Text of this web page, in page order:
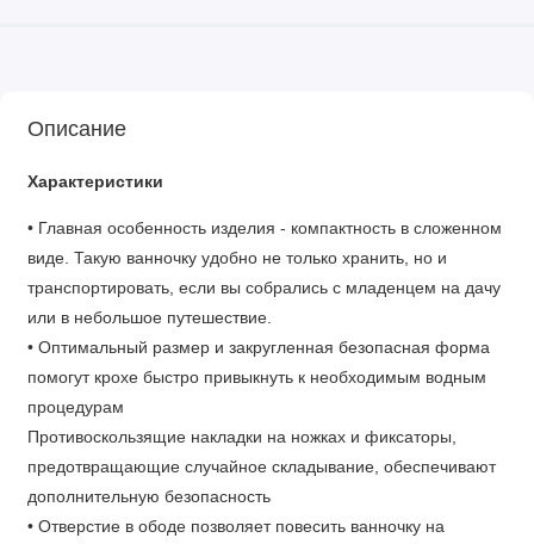
Описание
Характеристики
• Главная особенность изделия - компактность в сложенном
виде. Такую ванночку удобно не только хранить, но и
транспортировать, если вы собрались с младенцем на дачу
или в небольшое путешествие.
• Оптимальный размер и закругленная безопасная форма
помогут крохе быстро привыкнуть к необходимым водным
процедурам
Противоскользящие накладки на ножках и фиксаторы,
предотвращающие случайное складывание, обеспечивают
дополнительную безопасность
• Отверстие в ободе позволяет повесить ванночку на